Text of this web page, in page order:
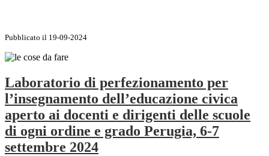
Pubblicato il 19-09-2024
Laboratorio di perfezionamento per
l’insegnamento dell’educazione civica
aperto ai docenti e dirigenti delle scuole
di ogni ordine e grado Perugia, 6-7
settembre 2024